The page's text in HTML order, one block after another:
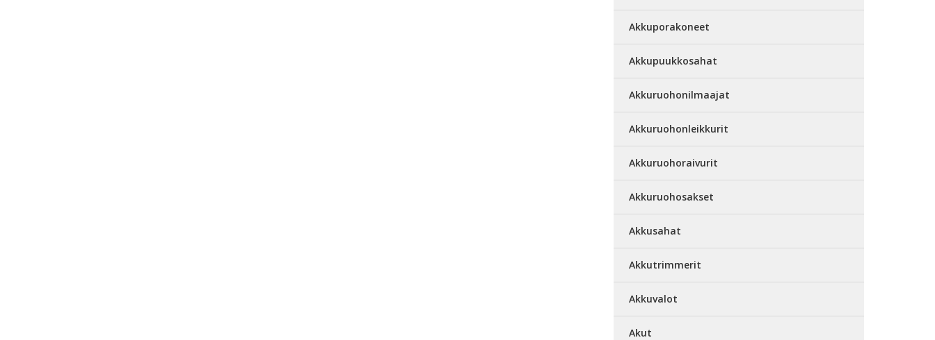
Akkuporakoneet
Akkupuukkosahat
Akkuruohonilmaajat
Akkuruohonleikkurit
Akkuruohoraivurit
Akkuruohosakset
Akkusahat
Akkutrimmerit
Akkuvalot
Akut